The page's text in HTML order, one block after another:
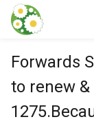
本文に飛ぶ
Forwards
to renew &